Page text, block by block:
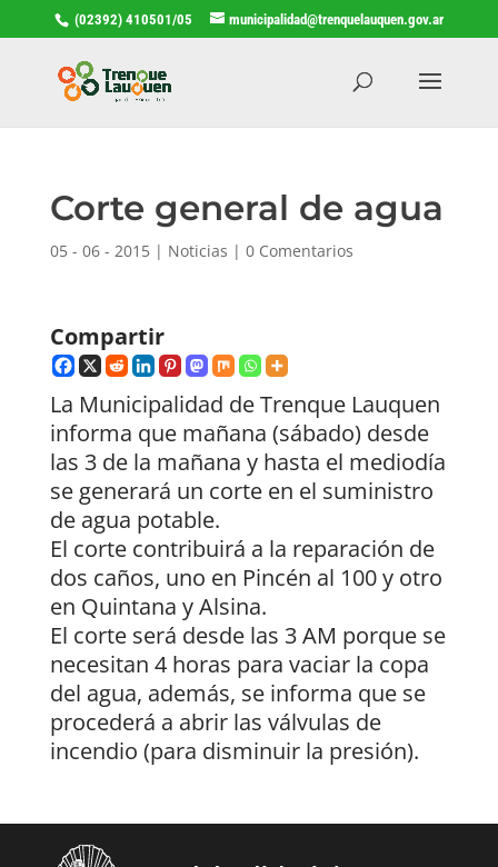
(02392) 410501/05 municipalidad@trenquelauquen.gov.ar
Corte general de agua
05 - 06 - 2015| Noticias | 0 Comentarios
Compartir
La Municipalidad de Trenque Lauquen
informa que mañana (sábado) desde
las 3 de la mañana y hasta el mediodía
se generará un corte en el suministro
de agua potable.
El corte contribuirá a la reparación de
dos caños, uno en Pincén al 100 y otro
en Quintana y Alsina.
El corte será desde las 3 AM porque se
necesitan 4 horas para vaciar la copa
del agua, además, se informa que se
procederá a abrir las válvulas de
incendio (para disminuir la presión).